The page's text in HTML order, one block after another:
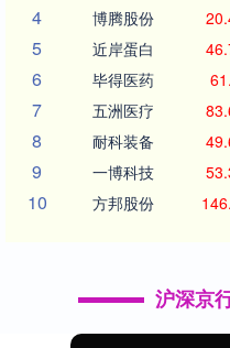
4 博腾股份
5 近岸蛋白
6 毕得医药
7 五洲医疗
8 耐科装备
9 一博科技
10 方邦股份
沪深京